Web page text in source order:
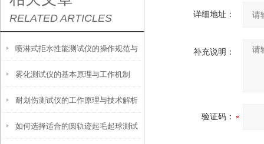
RELATED ARTICLES
喷淋式拒水性能测试仪的操作规范与
应用指南
雾化测试仪的基本原理与工作机制
耐划伤测试仪的工作原理与技术解析
如何选择适合的圆轨迹起毛起球测试
详细地址：
补充说明：
验证码：